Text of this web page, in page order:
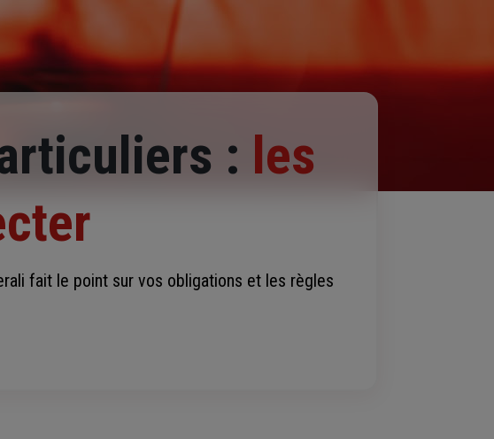
: les
fait le point sur vos obligations et les règles